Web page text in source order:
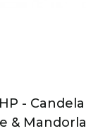
-
& Mandorla